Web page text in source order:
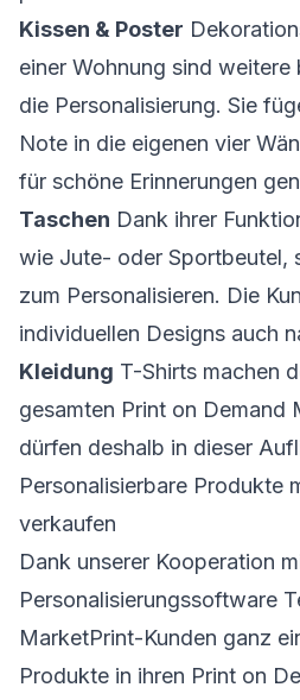
Kissen & Poster
einer Wohnung sind
die Personalisierung. Sie
Note in die eigenen vier
für schöne Erinnerungen
Taschen Dank ihrer
wie Jute- oder Sportbeutel,
zum Personalisieren. Die
individuellen Designs auch
Kleidung T-Shirts machen
gesamten Print on Demand
dürfen deshalb in dieser
Personalisierbare Produkte
verkaufen
Dank unserer Kooperation
Personalisierungssoftware
MarketPrint-Kunden ganz
Produkte in ihren Print on